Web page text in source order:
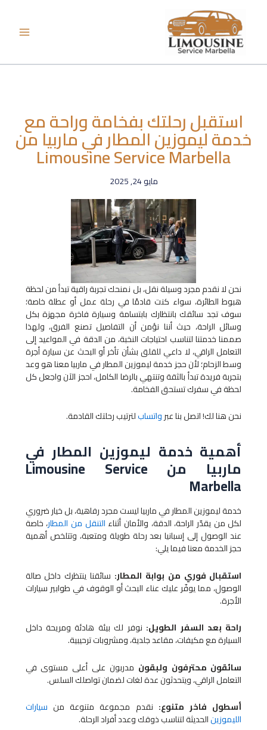
المحتوى
استقبل رحلتك بفخامة وراحة مع
خدمة ليموزين المطار​ في ماربيا من
Limousine Service Marbella
مايو 24, 2025
نحن لا نقدم مجرد وسيلة نقل، بل نمنحك تجربة راقية تبدأ من لحظة
هبوط الطائرة، سواء كنت قادمًا في رحلة عمل أو عطلة خاصة؛
سوف تجد سائقك بانتظارك بابتسامة وسيارة فاخرة مجهزة بكل
وسائل الراحة، حيث أننا نؤمن أن التفاصيل تصنع الفرق، ولهذا
صممنا خدمتنا لتناسب احتياجات النخبة، من الدقة في المواعيد إلى
التعامل الراقي، لا داعي للقلق بشأن تأخر أو البحث عن سيارة أجرة
وسط الزحام؛ لأن حجز خدمة ليموزين المطار​ في ماربيا معنا هو وعد
بتجربة فريدة تبدأ بالثقة وتنتهي بالرضا الكامل، احجز الآن واجعل كل
لحظة في سفرك تستحق الفخامة.
نحن هنا لك! اتصل بنا عبرواتسابلترتيب رحلتك القادمة.
أهمية خدمة ليموزين المطار​ في
ماربيا من Limousine Service
Marbella
خدمة ليموزين المطار​ في ماربيا ليست مجرد رفاهية، بل خيار ضروري
لكل من يقدّر الراحة، الدقة، والأمان أثناء التنقل من المطار، خاصة
عند الوصول إلى إسبانيا بعد رحلة طويلة ومتعبة، وتتلخص أهمية
حجز الخدمة معنا فيما يلي:
استقبال فوري من بوابة المطار: سائقنا ينتظرك داخل صالة
الوصول، مما يوفّر عليك عناء البحث أو الوقوف في طوابير سيارات
الأجرة.
راحة بعد السفر الطويل: نوفر لك بيئة هادئة ومريحة داخل
السيارة مع مكيفات، مقاعد جلدية، ومشروبات ترحيبية.
سائقون محترفون ولبقون مدربون على أعلى مستوى في
التعامل الراقي، ويتحدثون عدة لغات لضمان تواصلك السلس.
أسطول فاخر متنوع: نقدم مجموعة متنوعة من سيارات
الليموزينالحديثة لتناسب ذوقك وعدد أفراد الرحلة.